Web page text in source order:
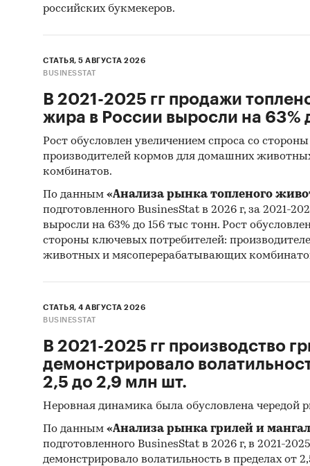
Цены
российских букмекеров.
СТАТЬЯ, 5 АВГУСТА 2026
BUSINESSTAT
В 2021-2025 гг продажи
жира в России выросли на 63%
Рост обусловлен увеличением спроса со
производителей кормов для домашних
комбинатов.
По данным «Анализа рынка топленого
подготовленного BusinesStat в 2026 г, за 2021-
выросли на 63% до 156 тыс тонн. Рост
стороны ключевых потребителей:
животных и мясоперерабатывающих
СТАТЬЯ, 4 АВГУСТА 2026
BUSINESSTAT
В 2021-2025 гг производство
демонстрировало
2,5 до 2,9 млн шт.
Неровная динамика была обусловлена чередой
По данным «Анализа рынка грилей и
подготовленного BusinesStat в 2026 г, в 2021-
демонстрировало волатильность в пределах от